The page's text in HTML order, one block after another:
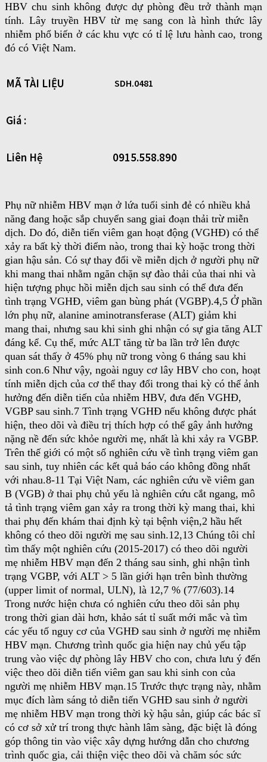
HBV chu sinh không được dự phòng đều trở thành mạn
tính. Lây truyền HBV từ mẹ sang con là hình thức lây
nhiễm phổ biến ở các khu vực có tỉ lệ lưu hành cao, trong
đó có Việt Nam.
MÃ TÀI LIỆU SDH.0481
Giá :
Liên Hệ 0915.558.890
Phụ nữ nhiễm HBV mạn ở lứa tuổi sinh đẻ có nhiều khả
năng đang hoặc sắp chuyển sang giai đoạn thải trừ miễn
dịch. Do đó, diễn tiến viêm gan hoạt động (VGHĐ) có thể
xảy ra bất kỳ thời điểm nào, trong thai kỳ hoặc trong thời
gian hậu sản. Có sự thay đổi về miễn dịch ở người phụ nữ
khi mang thai nhằm ngăn chặn sự đào thải của thai nhi và
hiện tượng phục hồi miễn dịch sau sinh có thể đưa đến
tình trạng VGHĐ, viêm gan bùng phát (VGBP).4,5 Ở phần
lớn phụ nữ, alanine aminotransferase (ALT) giảm khi
mang thai, nhưng sau khi sinh ghi nhận có sự gia tăng ALT
đáng kể. Cụ thể, mức ALT tăng từ ba lần trở lên được
quan sát thấy ở 45% phụ nữ trong vòng 6 tháng sau khi
sinh con.6 Như vậy, ngoài nguy cơ lây HBV cho con, hoạt
tính miễn dịch của cơ thể thay đổi trong thai kỳ có thể ảnh
hưởng đến diễn tiến của nhiễm HBV, đưa đến VGHĐ,
VGBP sau sinh.7 Tình trạng VGHĐ nếu không được phát
hiện, theo dõi và điều trị thích hợp có thể gây ảnh hưởng
nặng nề đến sức khỏe người mẹ, nhất là khi xảy ra VGBP.
Trên thế giới có một số nghiên cứu về tình trạng viêm gan
sau sinh, tuy nhiên các kết quả báo cáo không đồng nhất
với nhau.8-11 Tại Việt Nam, các nghiên cứu về viêm gan
B (VGB) ở thai phụ chủ yếu là nghiên cứu cắt ngang, mô
tả tình trạng viêm gan xảy ra trong thời kỳ mang thai, khi
thai phụ đến khám thai định kỳ tại bệnh viện,2 hầu hết
không có theo dõi người mẹ sau sinh.12,13 Chúng tôi chỉ
tìm thấy một nghiên cứu (2015-2017) có theo dõi người
mẹ nhiễm HBV mạn đến 2 tháng sau sinh, ghi nhận tình
trạng VGBP, với ALT > 5 lần giới hạn trên bình thường
(upper limit of normal, ULN), là 12,7 % (77/603).14
Trong nước hiện chưa có nghiên cứu theo dõi sản phụ
trong thời gian dài hơn, khảo sát tỉ suất mới mắc và tìm
các yếu tố nguy cơ của VGHĐ sau sinh ở người mẹ nhiễm
HBV mạn. Chương trình quốc gia hiện nay chủ yếu tập
trung vào việc dự phòng lây HBV cho con, chưa lưu ý đến
việc theo dõi diễn tiến viêm gan sau khi sinh con của
người mẹ nhiễm HBV mạn.15 Trước thực trạng này, nhằm
mục đích làm sáng tỏ diễn tiến VGHĐ sau sinh ở người
mẹ nhiễm HBV mạn trong thời kỳ hậu sản, giúp các bác sĩ
có cơ sở xử trí trong thực hành lâm sàng, đặc biệt là đóng
góp thông tin vào việc xây dựng hướng dẫn cho chương
trình quốc gia, cải thiện việc theo dõi và chăm sóc sức